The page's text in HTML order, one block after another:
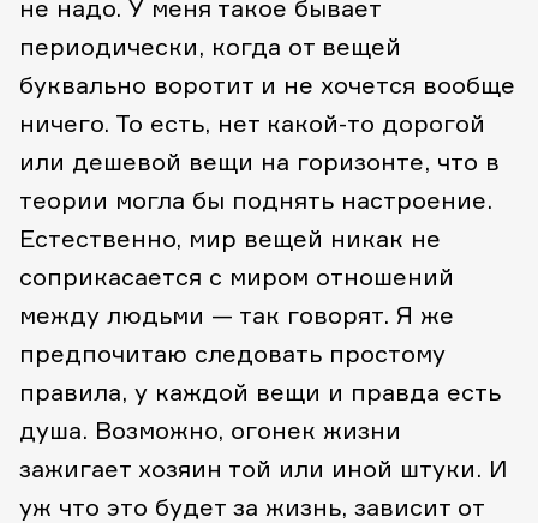
не надо. У меня такое бывает
периодически, когда от вещей
буквально воротит и не хочется вообще
ничего. То есть, нет какой-то дорогой
или дешевой вещи на горизонте, что в
теории могла бы поднять настроение.
Естественно, мир вещей никак не
соприкасается с миром отношений
между людьми — так говорят. Я же
предпочитаю следовать простому
правила, у каждой вещи и правда есть
душа. Возможно, огонек жизни
зажигает хозяин той или иной штуки. И
уж что это будет за жизнь, зависит от